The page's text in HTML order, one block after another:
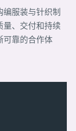
编服装与针织制
量、交付和持续
可靠的合作体